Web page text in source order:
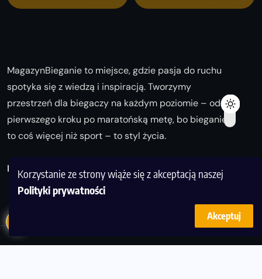
Korzystanie ze strony wiąże się z akceptacją naszej
Polityki prywatności
Akceptuj
MagazynBieganie to miejsce, gdzie pasja do ruchu
spotyka się z wiedzą i inspiracją. Tworzymy
przestrzeń dla biegaczy na każdym poziomie – od
pierwszego kroku po maratońską metę, bo bieganie
to coś więcej niż sport – to styl życia.
Biegaj z nami i odkrywaj swoją najlepszą wersję!